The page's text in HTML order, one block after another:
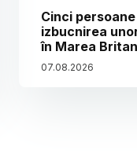
Cinci
izbucnirea
în Marea
07.08.2026